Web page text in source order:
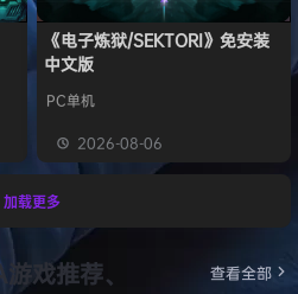
《电子炼狱/SEKTORI》免安装
中文版
PC单机
2026-08-06
加载更多
戏推荐、 查看全部